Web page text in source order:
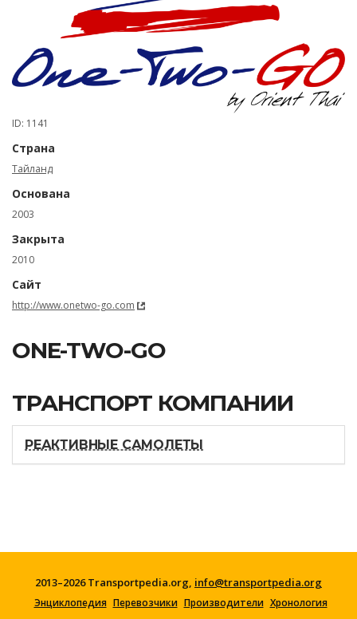
ID: 1141
Страна
Тайланд
Основана
2003
Закрыта
2010
Сайт
http://www.onetwo-go.com
ONE-TWO-GO
ТРАНСПОРТ КОМПАНИИ
РЕАКТИВНЫЕ САМОЛЕТЫ
2013–2026 Transportpedia.org, info@transportpedia.org
Энциклопедия Перевозчики Производители Хронология